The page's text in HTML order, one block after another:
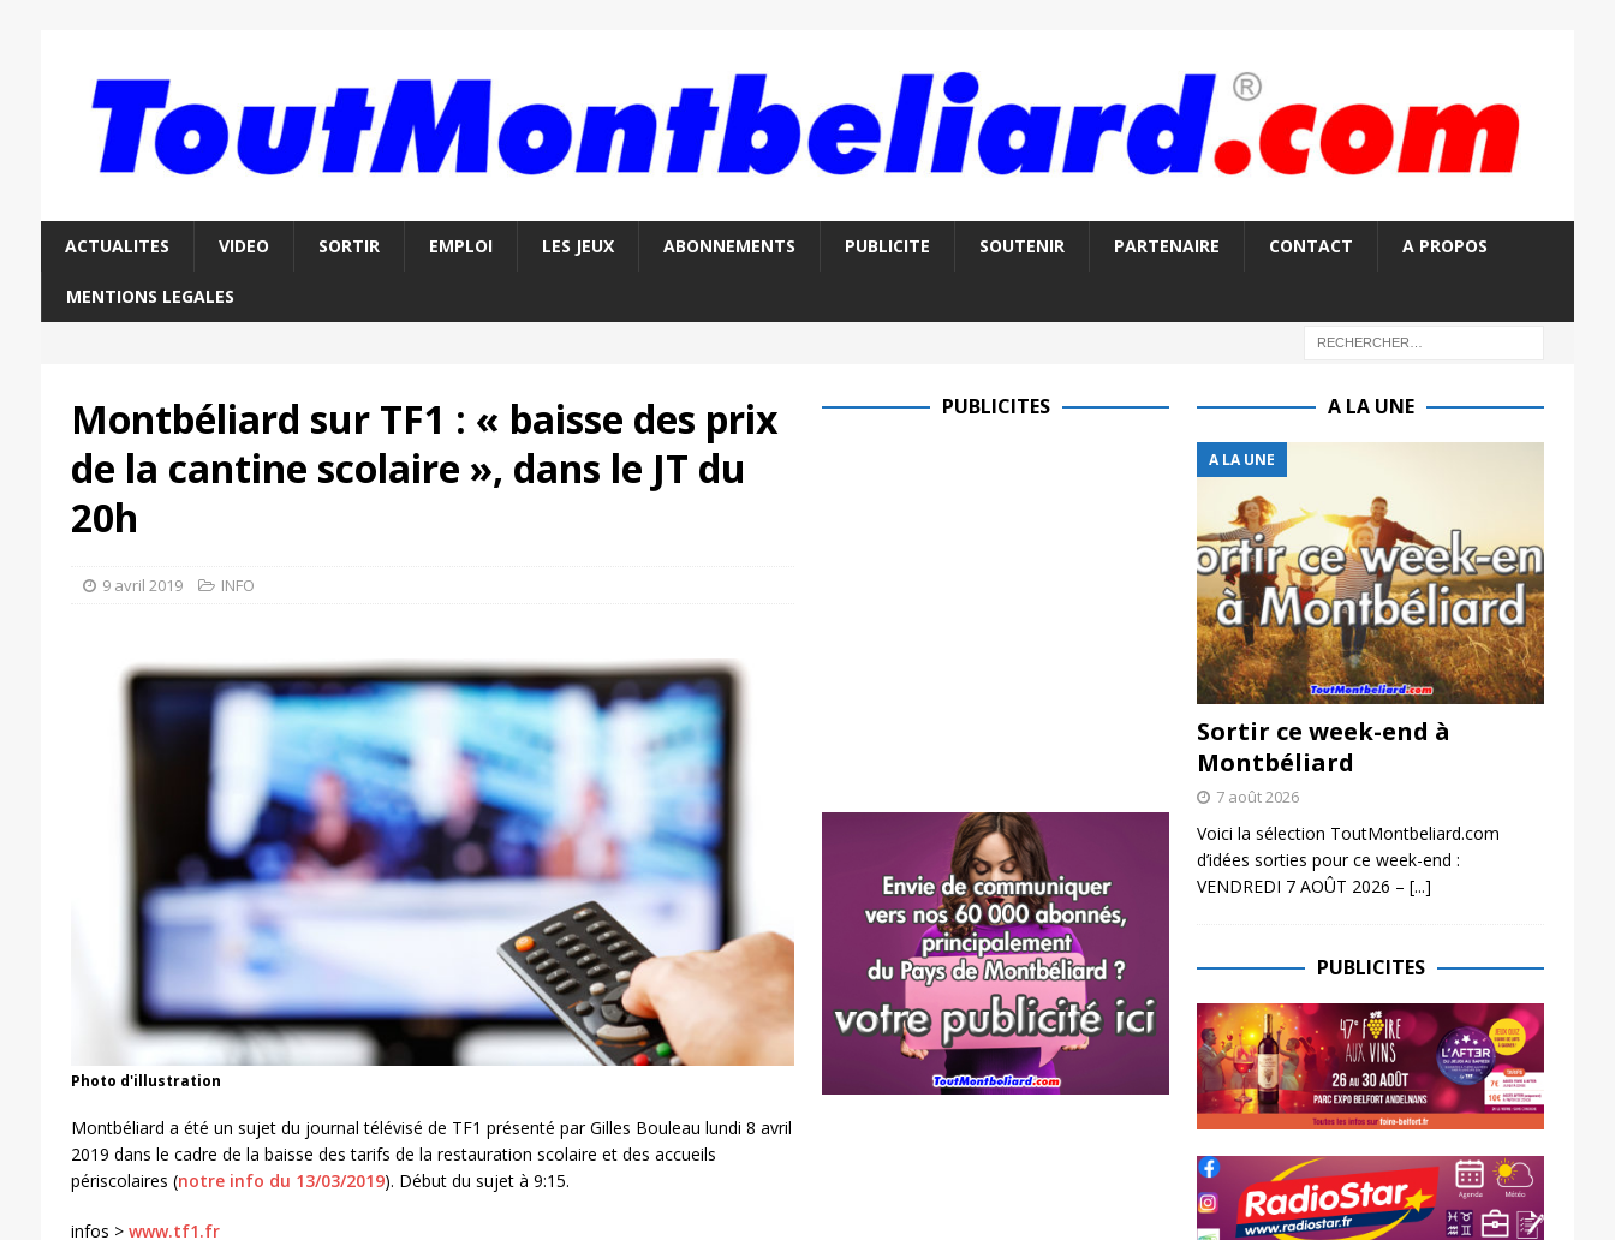
ACTUALITES VIDEO SORTIR EMPLOI LES JEUX ABONNEMENTS PUBLICITE SOUTENIR PARTENAIRE CONTACT A PROPOS
MENTIONS LEGALES
Montbéliard sur TF1 : « baisse des prix
de la cantine scolaire », dans le JT du
20h
9 avril 2019 INFO
Photo d'illustration
Montbéliard a été un sujet du journal télévisé de TF1 présenté par Gilles Bouleau lundi 8 avril
2019 dans le cadre de la baisse des tarifs de la restauration scolaire et des accueils
périscolaires (notre info du 13/03/2019). Début du sujet à 9:15.
infos > www.tf1.fr
PUBLICITES A LA UNE
A LA UNE
Sortir ce week-end à
Montbéliard
7 août 2026
Voici la sélection ToutMontbeliard.com
d’idées sorties pour ce week-end :
VENDREDI 7 AOÛT 2026 – [...]
PUBLICITES